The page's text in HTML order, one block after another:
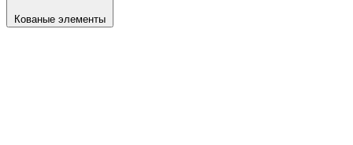
Кованые элементы